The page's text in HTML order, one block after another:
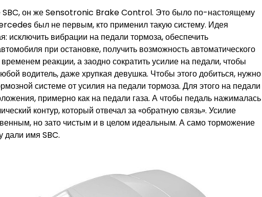
SBC, он же Sensotronic Brake Control. Это было по-настоящему
был не первым, кто применил такую систему. Идея
исключить вибрации на педали тормоза, обеспечить
при остановке, получить возможность автоматического
реакции, а заодно сократить усилие на педали, чтобы
водитель, даже хрупкая девушка. Чтобы этого добиться, нужно
системе от усилия на педали тормоза. Для этого на педали
примерно как на педали газа. А чтобы педаль нажималась
контур, который отвечал за «обратную связь». Усилие
но зато чистым и в целом идеальным. А само торможение
дали имя SBC.